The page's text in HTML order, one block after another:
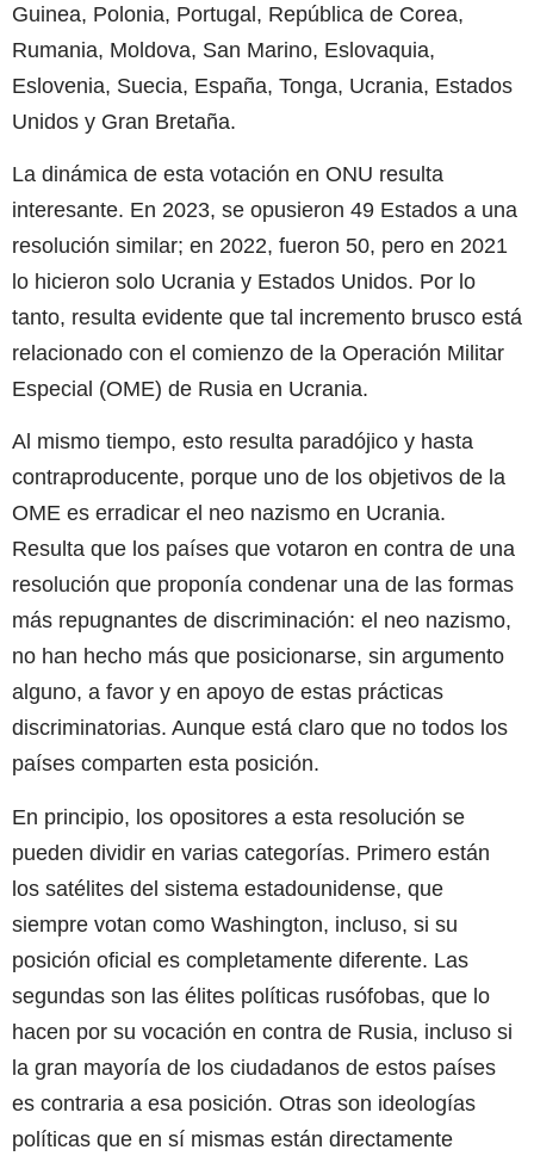
Guinea, Polonia, Portugal, República de Corea,
Rumania, Moldova, San Marino, Eslovaquia,
Eslovenia, Suecia, España, Tonga, Ucrania, Estados
Unidos y Gran Bretaña.
La dinámica de esta votación en ONU resulta
interesante. En 2023, se opusieron 49 Estados a una
resolución similar; en 2022, fueron 50, pero en 2021
lo hicieron solo Ucrania y Estados Unidos. Por lo
tanto, resulta evidente que tal incremento brusco está
relacionado con el comienzo de la Operación Militar
Especial (OME) de Rusia en Ucrania.
Al mismo tiempo, esto resulta paradójico y hasta
contraproducente, porque uno de los objetivos de la
OME es erradicar el neo nazismo en Ucrania.
Resulta que los países que votaron en contra de una
resolución que proponía condenar una de las formas
más repugnantes de discriminación: el neo nazismo,
no han hecho más que posicionarse, sin argumento
alguno, a favor y en apoyo de estas prácticas
discriminatorias. Aunque está claro que no todos los
países comparten esta posición.
En principio, los opositores a esta resolución se
pueden dividir en varias categorías. Primero están
los satélites del sistema estadounidense, que
siempre votan como Washington, incluso, si su
posición oficial es completamente diferente. Las
segundas son las élites políticas rusófobas, que lo
hacen por su vocación en contra de Rusia, incluso si
la gran mayoría de los ciudadanos de estos países
es contraria a esa posición. Otras son ideologías
políticas que en sí mismas están directamente